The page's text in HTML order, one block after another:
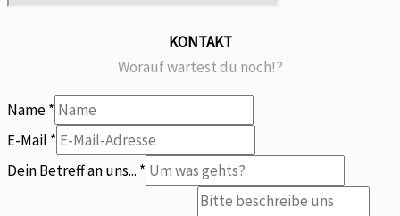
KONTAKT
Worauf wartest du noch!?
Name*
Du
Was
E-Mail *
Dein Betreff an uns... *